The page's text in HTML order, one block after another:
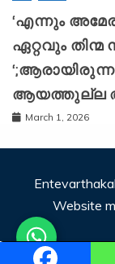
‘എന്നും
ഏറ്റവും
ആയത്തുല്ല
March 1, 2026
Website